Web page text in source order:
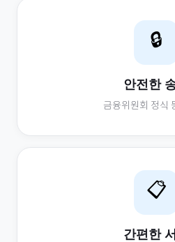
🔒
안전한
금융위원회 정식
📋
간편한